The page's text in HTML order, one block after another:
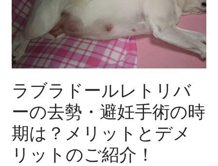
ラブラドールレトリバ
ーの去勢・避妊手術の時
期は？メリットとデメ
リットのご紹介！
ド
ー
ル
レ
ト
リ
ー
勢・
避
妊